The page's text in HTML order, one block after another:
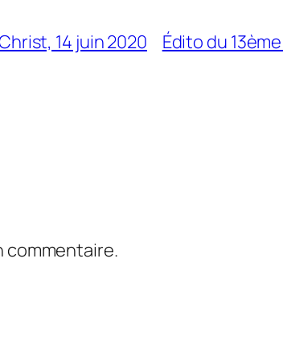
14 juin 2020 Édito du
commentaire.